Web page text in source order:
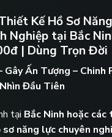
Kế Hồ Sơ
Nghiệp tại Bắc
| Dùng Trọn Đời
Gây Ấn Tượng – Chinh
Đầu Tiên
tại Bắc Ninh hoặc các
năng lực chuyên